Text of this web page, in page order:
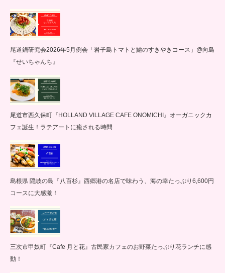
尾道鍋研究会2026年5月例会「岩子島トマトと鱧のすきやきコース」@向島
『せいちゃんち』
尾道市西久保町『HOLLAND VILLAGE CAFE ONOMICHI』オーガニックカ
フェ誕生！ラテアートに癒される時間
島根県 隠岐の島『八百杉』西郷港の名店で味わう、海の幸たっぷり6,600円
コースに大感激！
三次市甲奴町『Cafe 月と花』古民家カフェのお野菜たっぷり花ランチに感
動！